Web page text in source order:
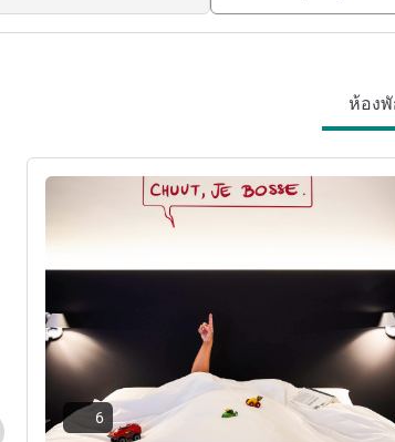
ห้องพั
ก่อนหน้า - ห้องพัก
ดูรายละเอียด
6